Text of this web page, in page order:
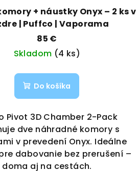
+ náustky Onyx – 2 ks v
| Puffco | Vaporama
85 €
Skladom (4 ks)
Do košíka
Pivot 3D Chamber 2-Pack
dve náhradné komory s
v prevedení Onyx. Ideálne
dabovanie bez prerušení –
doma aj na cestách.